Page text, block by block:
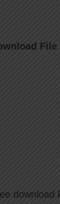
File
download